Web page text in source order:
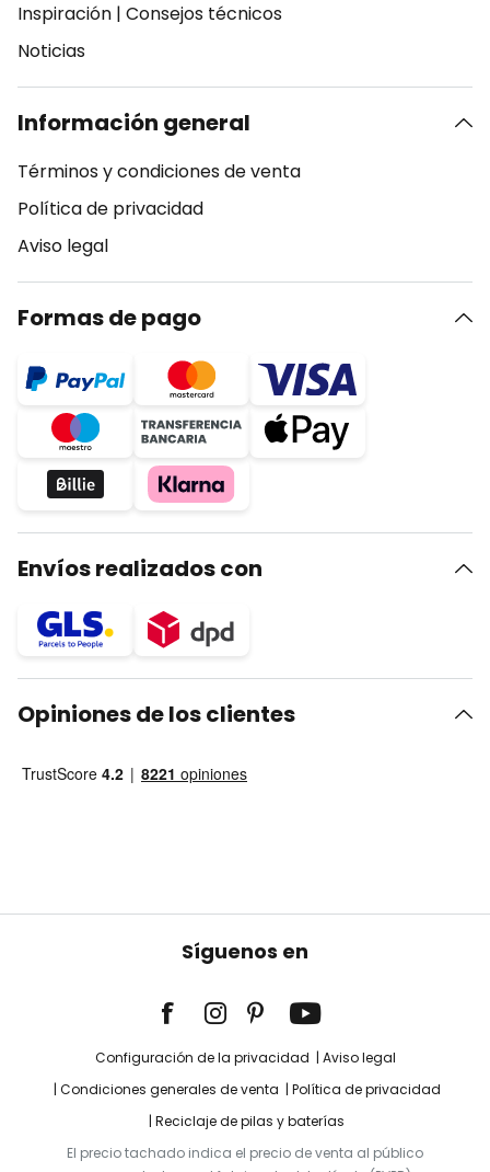
Inspiración | Consejos técnicos
Noticias
Información general
Términos y condiciones de venta
Política de privacidad
Aviso legal
Formas de pago
Envíos realizados con
Opiniones de los clientes
Síguenos en
Configuración de la privacidad
Aviso legal
Condiciones generales de venta
Política de privacidad
Reciclaje de pilas y baterías
El precio tachado indica el precio de venta al público